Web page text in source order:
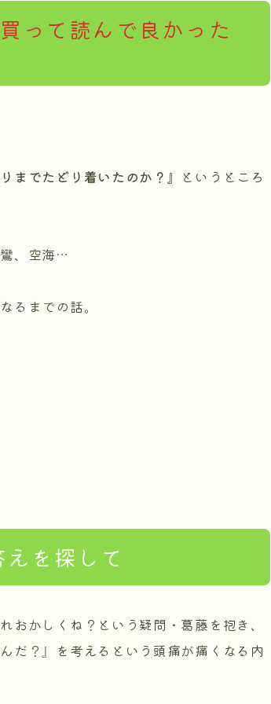
って読んで良かった
までたどり着いたのか？』 というところ
、空海…
るまでの話。
を探して
かしくね？という疑問・葛藤を抱き、
だ？』を考えるという頭痛が痛くなる内